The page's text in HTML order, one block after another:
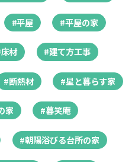
#平屋 #平屋の家
材 #建て方工事
#断熱材 #星と暮らす家
家 #暮笑庵
#朝陽浴びる台所の家